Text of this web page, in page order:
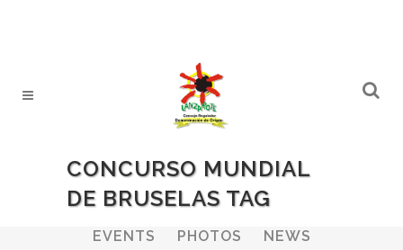
CONCURSO MUNDIAL
DE BRUSELAS TAG
ALL WINERIES
BULLETIN
EVENTS
PHOTOS
NEWS